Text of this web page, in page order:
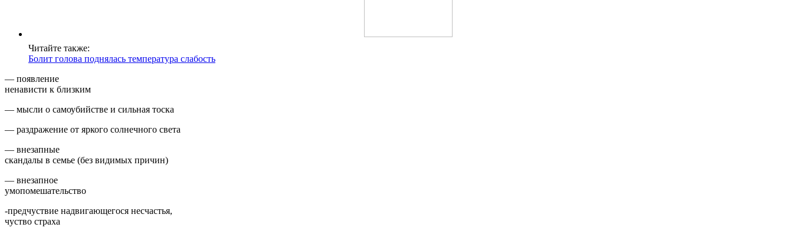
Читайте также:
Болит голова поднялась температура слабость
— появление
ненависти к близким
— мысли о самоубийстве и сильная тоска
— раздражение от яркого солнечного света
— внезапные
скандалы в семье (без видимых причин)
— внезапное
умопомешательство
-предчуствие надвигающегося несчастья,
чуство страха